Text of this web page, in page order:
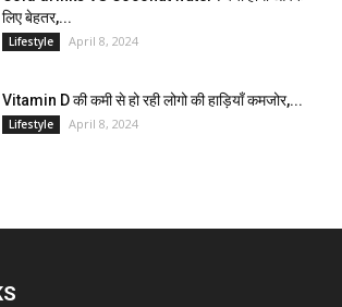
लिए बेहतर,...
Lifestyle April 8, 2024
Vitamin D की कमी से हो रही लोगो की हाड़ियाँ कमजोर,...
Lifestyle April 8, 2024